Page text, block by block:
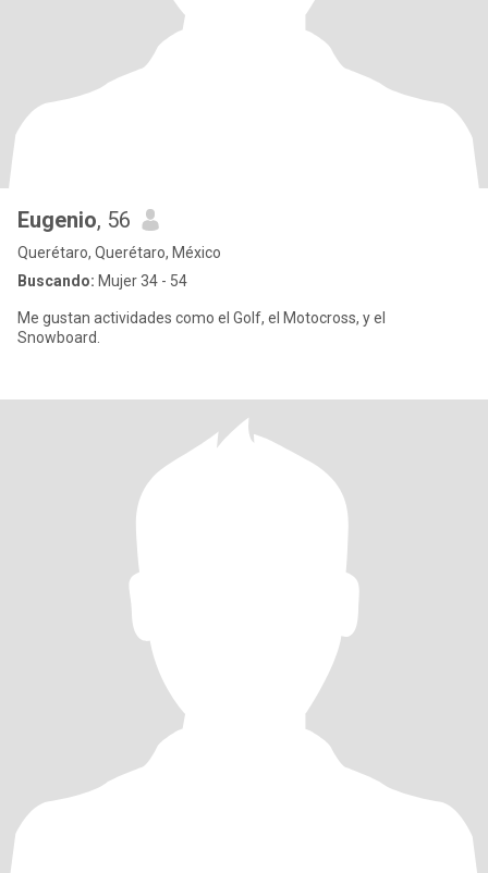
Eugenio, 56
Querétaro, Querétaro, México
Buscando: Mujer 34 - 54
Me gustan actividades como el Golf, el Motocross, y el
Snowboard.